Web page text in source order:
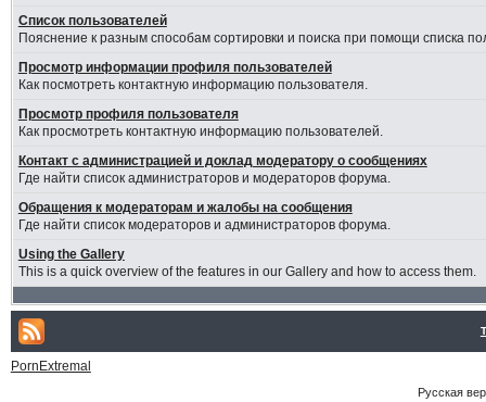
Список пользователей
Пояснение к разным способам сортировки и поиска при помощи списка
Просмотр информации профиля пользователей
Как посмотреть контактную информацию пользователя.
Просмотр профиля пользователя
Как просмотреть контактную информацию пользователей.
Контакт с администрацией и доклад модератору о сообщениях
Где найти список администраторов и модераторов форума.
Обращения к модераторам и жалобы на сообщения
Где найти список модераторов и администраторов форума.
Using the Gallery
This is a quick overview of the features in our Gallery and how to access them.
PornExtremal
Русская